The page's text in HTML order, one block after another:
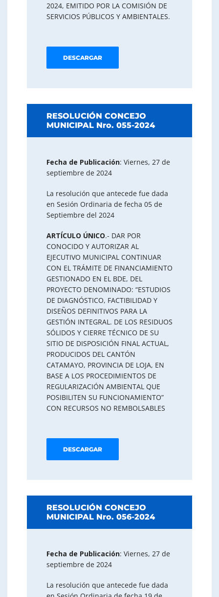
2024, EMITIDO POR LA COMISIÓN DE
SERVICIOS PÚBLICOS Y AMBIENTALES.
DESCARGAR
RESOLUCIÓN CONCEJO
MUNICIPAL Nro. 055-2024
Fecha de Publicación: Viernes, 27 de
septiembre de 2024
La resolución que antecede fue dada
en Sesión Ordinaria de fecha 05 de
Septiembre del 2024
ARTÍCULO ÚNICO.- DAR POR
CONOCIDO Y AUTORIZAR AL
EJECUTIVO MUNICIPAL CONTINUAR
CON EL TRÁMITE DE FINANCIAMIENTO
GESTIONADO EN EL BDE, DEL
PROYECTO DENOMINADO: “ESTUDIOS
DE DIAGNÓSTICO, FACTIBILIDAD Y
DISEÑOS DEFINITIVOS PARA LA
GESTIÓN INTEGRAL. DE LOS RESIDUOS
SÓLIDOS Y CIERRE TÉCNICO DE SU
SITIO DE DISPOSICIÓN FINAL ACTUAL,
PRODUCIDOS DEL CANTÓN
CATAMAYO, PROVINCIA DE LOJA, EN
BASE A LOS PROCEDIMIENTOS DE
REGULARIZACIÓN AMBIENTAL QUE
POSIBILITEN SU FUNCIONAMIENTO”
CON RECURSOS NO REMBOLSABLES
DESCARGAR
RESOLUCIÓN CONCEJO
MUNICIPAL Nro. 056-2024
Fecha de Publicación: Viernes, 27 de
septiembre de 2024
La resolución que antecede fue dada